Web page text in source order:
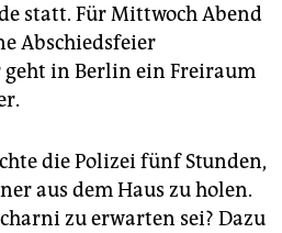
statt. Für Mittwoch Abend
Abschiedsfeier
geht in Berlin ein Freiraum
die Polizei fünf Stunden,
aus dem Haus zu holen.
zu erwarten sei? Dazu